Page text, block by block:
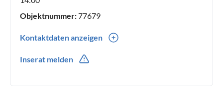
Objektnummer:77679
Kontaktdaten anzeigen
Inserat melden